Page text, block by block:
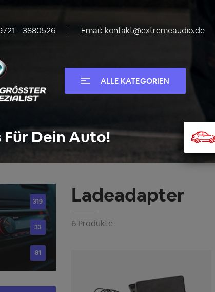
- 3880526 Email: kontakt@extremeaudio.de
ALLE KATEGORIEN
Für Dein Auto!
319
33
81
Ladeadapter
6 Produkte